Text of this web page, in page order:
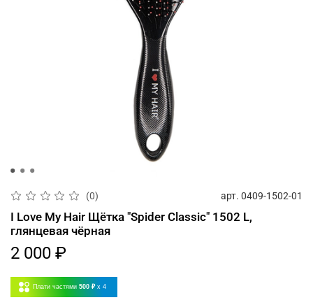
(0) арт. 0409-1502-01
I Love My Hair Щётка "Spider Classic" 1502 L,
глянцевая чёрная
2 000 ₽
Плати частями 500 ₽ x 4